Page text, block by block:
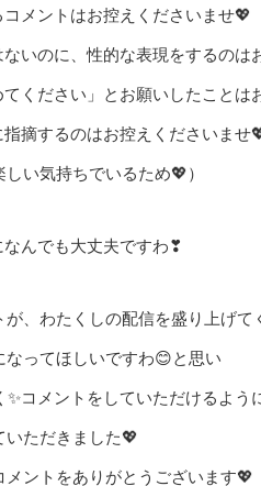
メントはお控えくださいませ💖
いのに、性的な表現をするのは
ください」とお願いしたことは
摘するのはお控えくださいませ
い気持ちでいるため💖）
んでも大丈夫ですわ❣
、わたくしの配信を盛り上げて
ってほしいですわ😊と思い
コメントをしていただけるよう
ただきました💖
ントをありがとうございます💖